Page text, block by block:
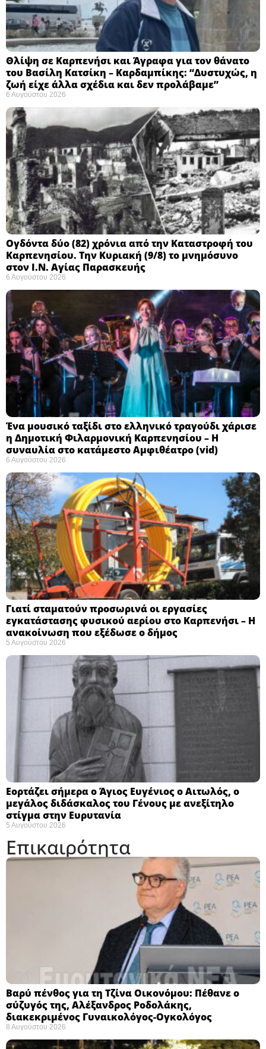
Θλίψη σε Καρπενήσι και Άγραφα για τον θάνατο
του Βασίλη Κατσίκη – Καρδαμπίκης: “Δυστυχώς, η
ζωή είχε άλλα σχέδια και δεν προλάβαμε”
6 Αυγούστου 2026
Ογδόντα δύο (82) χρόνια από την Καταστροφή του
Καρπενησίου. Την Κυριακή (9/8) το μνημόσυνο
στον Ι.Ν. Αγίας Παρασκευής
6 Αυγούστου 2026
Ένα μουσικό ταξίδι στο ελληνικό τραγούδι χάρισε
η Δημοτική Φιλαρμονική Καρπενησίου – Η
συναυλία στο κατάμεστο Αμφιθέατρο (vid)
6 Αυγούστου 2026
Γιατί σταματούν προσωρινά οι εργασίες
εγκατάστασης φυσικού αερίου στο Καρπενήσι – Η
ανακοίνωση που εξέδωσε ο δήμος
5 Αυγούστου 2026
Εορτάζει σήμερα ο Άγιος Ευγένιος ο Αιτωλός, ο
μεγάλος διδάσκαλος του Γένους με ανεξίτηλο
στίγμα στην Ευρυτανία
5 Αυγούστου 2026
Επικαιρότητα
Βαρύ πένθος για τη Τζίνα Οικονόμου: Πέθανε ο
σύζυγός της, Αλέξανδρος Ροδολάκης,
διακεκριμένος Γυναικολόγος-Ογκολόγος
8 Αυγούστου 2026